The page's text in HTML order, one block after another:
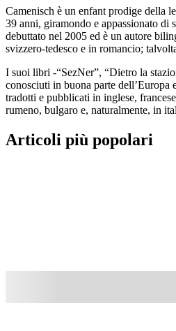
Camenisch è un enfant prodige della
39 anni, giramondo e appassionato di
debuttato nel 2005 ed è un autore
svizzero-tedesco e in romancio;
I suoi libri -“SezNer”, “Dietro la
conosciuti in buona parte dell’Europa
tradotti e pubblicati in inglese,
rumeno, bulgaro e, naturalmente, in
Articoli più popolari